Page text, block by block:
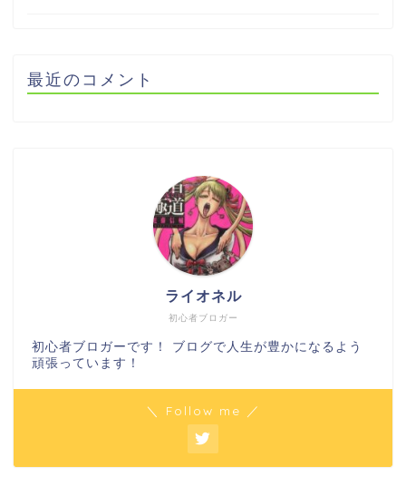
最近のコメント
初心者ブロガー
ライオネル
初心者ブロガーです！ ブログで人生が豊かになるよう
頑張っています！
＼ Follow me ／